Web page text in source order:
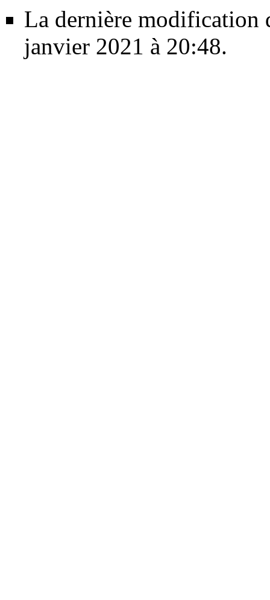
La dernière modification
janvier 2021 à 20:48.